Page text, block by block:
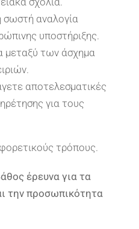
σωστή αναλογία
υποστήριξης.
μεταξύ των άσχημα
αποτελεσματικές
για τους
τρόπους.
έρευνα για τα
την προσωπικότητα